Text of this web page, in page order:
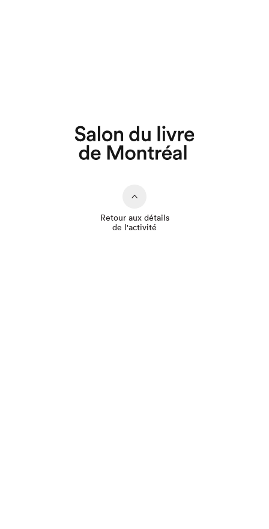
Retour aux détails
de l'activité